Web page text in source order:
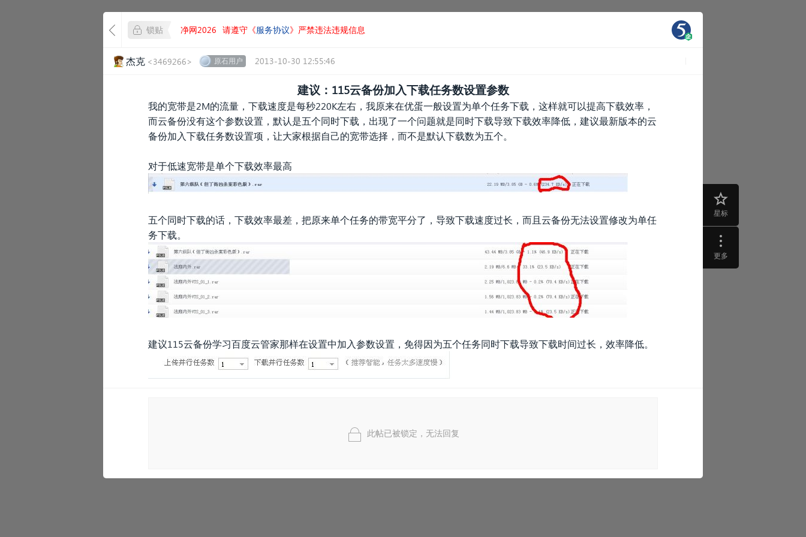
星标
更多
锁贴 净网2026 请遵守《服务协议》严禁违法违规信息
杰克 <3469266> 原石用户 2013-10-30 12:55:46
建议：115云备份加入下载任务数设置参数
我的宽带是2M的流量，下载速度是每秒220K左右，我原来在优蛋一般设置为单个任务下载，这样就可以提高下载效率，
而云备份没有这个参数设置，默认是五个同时下载，出现了一个问题就是同时下载导致下载效率降低，建议最新版本的云
备份加入下载任务数设置项，让大家根据自己的宽带选择，而不是默认下载数为五个。
对于低速宽带是单个下载效率最高
五个同时下载的话，下载效率最差，把原来单个任务的带宽平分了，导致下载速度过长，而且云备份无法设置修改为单任
务下载。
建议115云备份学习百度云管家那样在设置中加入参数设置，免得因为五个任务同时下载导致下载时间过长，效率降低。
此帖已被锁定，无法回复